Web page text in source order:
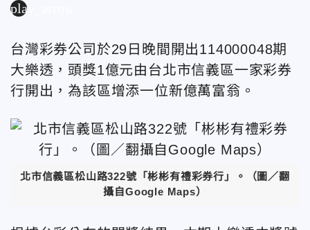
play_arrow
台灣彩券公司於29日晚間開出114000048期
大樂透，頭獎1億元由台北市信義區一家彩券
行開出，為該區增添一位新億萬富翁。
北市信義區松山路322號「彬彬有禮彩券行」。（圖／翻
攝自Google Maps）